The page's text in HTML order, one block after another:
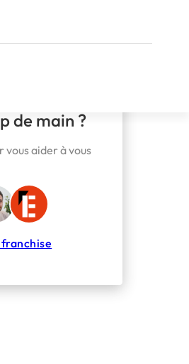
de main ?
vous aider à vous